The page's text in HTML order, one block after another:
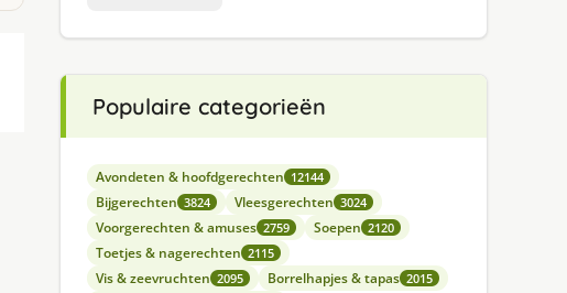
Populaire categorieën
Avondeten & hoofdgerechten 12144
Bijgerechten 3824 Vleesgerechten 3024
Voorgerechten & amuses 2759 Soepen 2120
Toetjes & nagerechten 2115
Vis & zeevruchten 2095 Borrelhapjes & tapas 2015